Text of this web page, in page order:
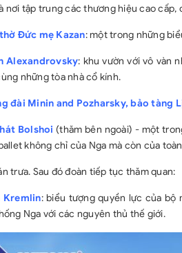
nơi tập trung các thương hiệu cao cấp,
Đức mẹ Kazan: một trong những
Alexandrovsky: khu vườn với vô vàn
những tòa nhà cổ kính.
đài Minin and Pozharsky, bảo tàng
Bolshoi (thăm bên ngoài) - một
không chỉ của Nga mà còn của
trưa. Sau đó đoàn tiếp tục thăm quan:
Kremlin: biểu tượng quyền lực của bộ
Nga với các nguyên thủ thế giới.